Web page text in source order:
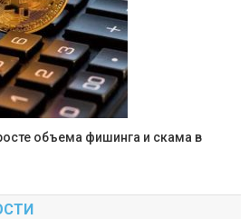
объема фишинга и скама в